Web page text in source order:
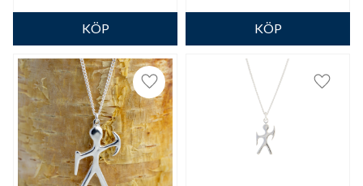
Lägg till i favoriter Lägg